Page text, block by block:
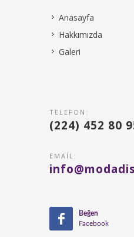
Anasayfa
Hakkımızda
Galeri
TELEFON:
(224) 452 80
EMAIL:
Beğen
Facebook